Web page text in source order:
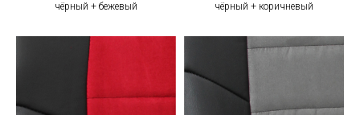
чёрный + бежевый чёрный + коричневый